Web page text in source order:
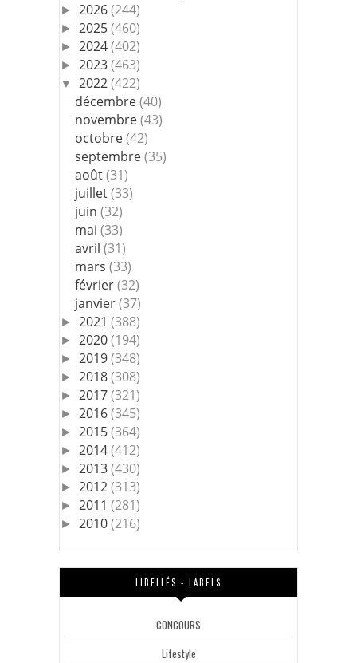
► 2026(244)
► 2025(460)
► 2024(402)
► 2023(463)
▼ 2022(422)
décembre(40)
novembre(43)
octobre(42)
septembre(35)
août(31)
juillet(33)
juin(32)
mai(33)
avril(31)
mars(33)
février(32)
janvier(37)
► 2021 (388)
► 2020(194)
► 2019(348)
► 2018(308)
► 2017(321)
► 2016(345)
► 2015(364)
► 2014(412)
► 2013(430)
► 2012(313)
► 2011 (281)
► 2010(216)
LIBELLÉS - LABELS
CONCOURS
Lifestyle